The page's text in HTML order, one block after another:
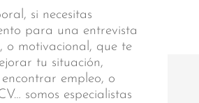
si necesitas
para una entrevista
o motivacional, que te
tu situación,
empleo, o
somos especialistas